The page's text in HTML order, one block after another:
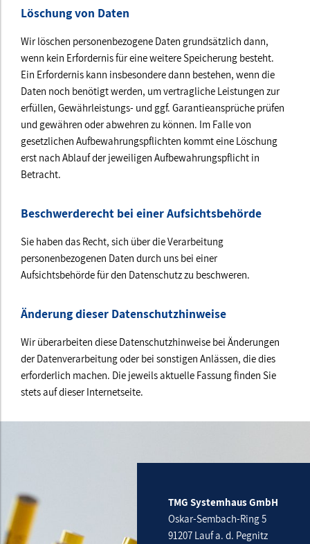
Löschung von Daten
Wir löschen personenbezogene Daten grundsätzlich dann,
wenn kein Erfordernis für eine weitere Speicherung besteht.
Ein Erfordernis kann insbesondere dann bestehen, wenn die
Daten noch benötigt werden, um vertragliche Leistungen zur
erfüllen, Gewährleistungs- und ggf. Garantieansprüche prüfen
und gewähren oder abwehren zu können. Im Falle von
gesetzlichen Aufbewahrungspflichten kommt eine Löschung
erst nach Ablauf der jeweiligen Aufbewahrungspflicht in
Betracht.
Beschwerderecht bei einer Aufsichtsbehörde
Sie haben das Recht, sich über die Verarbeitung
personenbezogenen Daten durch uns bei einer
Aufsichtsbehörde für den Datenschutz zu beschweren.
Änderung dieser Datenschutzhinweise
Wir überarbeiten diese Datenschutzhinweise bei Änderungen
der Datenverarbeitung oder bei sonstigen Anlässen, die dies
erforderlich machen. Die jeweils aktuelle Fassung finden Sie
stets auf dieser Internetseite.
TMG Systemhaus GmbH
Oskar-Sembach-Ring 5
91207 Lauf a. d. Pegnitz